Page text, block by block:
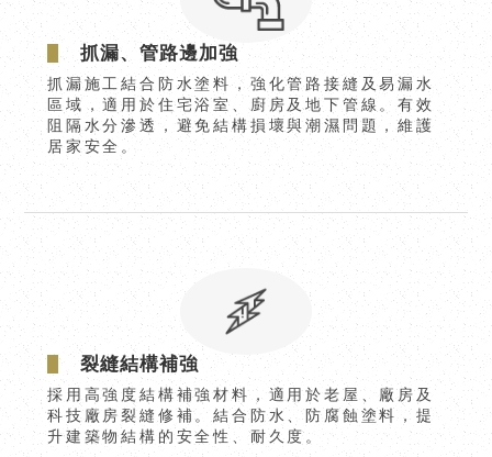
抓漏、管路邊加強
抓漏施工結合防水塗料，強化管路接縫及易漏水
區域，適用於住宅浴室、廚房及地下管線。有效
阻隔水分滲透，避免結構損壞與潮濕問題，維護
居家安全。
裂縫結構補強
採用高強度結構補強材料，適用於老屋、廠房及
科技廠房裂縫修補。結合防水、防腐蝕塗料，提
升建築物結構的安全性、耐久度。